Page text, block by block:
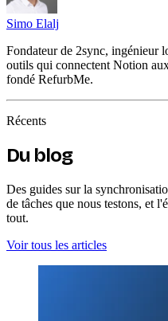
Simo Elalj
Fondateur de 2sync,
outils qui connectent Notion
fondé RefurbMe.
Récents
Du blog
Des guides sur la
de tâches que nous testons, et
tout.
Voir tous les articles